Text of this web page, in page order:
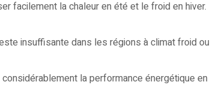
facilement la chaleur en été et le froid en hiver.
insuffisante dans les régions à climat froid ou
considérablement la performance énergétique en